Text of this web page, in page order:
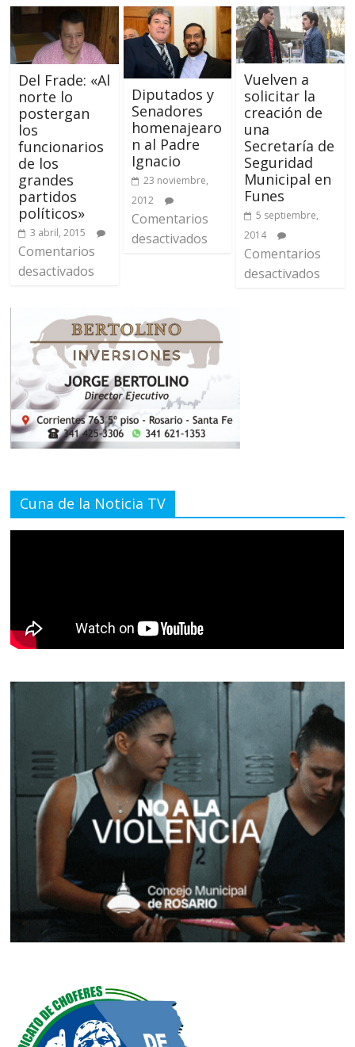
Del Frade: «Al
norte lo
postergan
los
funcionarios
de los
grandes
partidos
políticos»
3 abril, 2015
Comentarios
desactivados
Diputados y
Senadores
homenajearo
n al Padre
Ignacio
23 noviembre,
2012
Comentarios
desactivados
Vuelven a
solicitar la
creación de
una
Secretaría de
Seguridad
Municipal en
Funes
5 septiembre,
2014
Comentarios
desactivados
Cuna de la Noticia TV